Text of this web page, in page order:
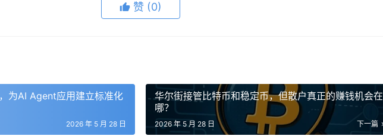
方式。特斯拉首次重仓建仓同样具备突破意义。340万股的规模直接贡献12.67亿美元市
步加仓，指向他对全球消费科技趋势的综合判断，包括电动化、智能化以及供应链协同。
延伸至新兴金融基础设施，仍释放出对稳定币合规属性与长期现金流潜力的初步认可。这
赞 (0)
为AI Agent应用建立标准化
2026 年 5 月 28 日
华尔街接管比特币和稳定币，但散户真正的赚钱机会在
哪？
下一篇
2026 年 5 月 28 日